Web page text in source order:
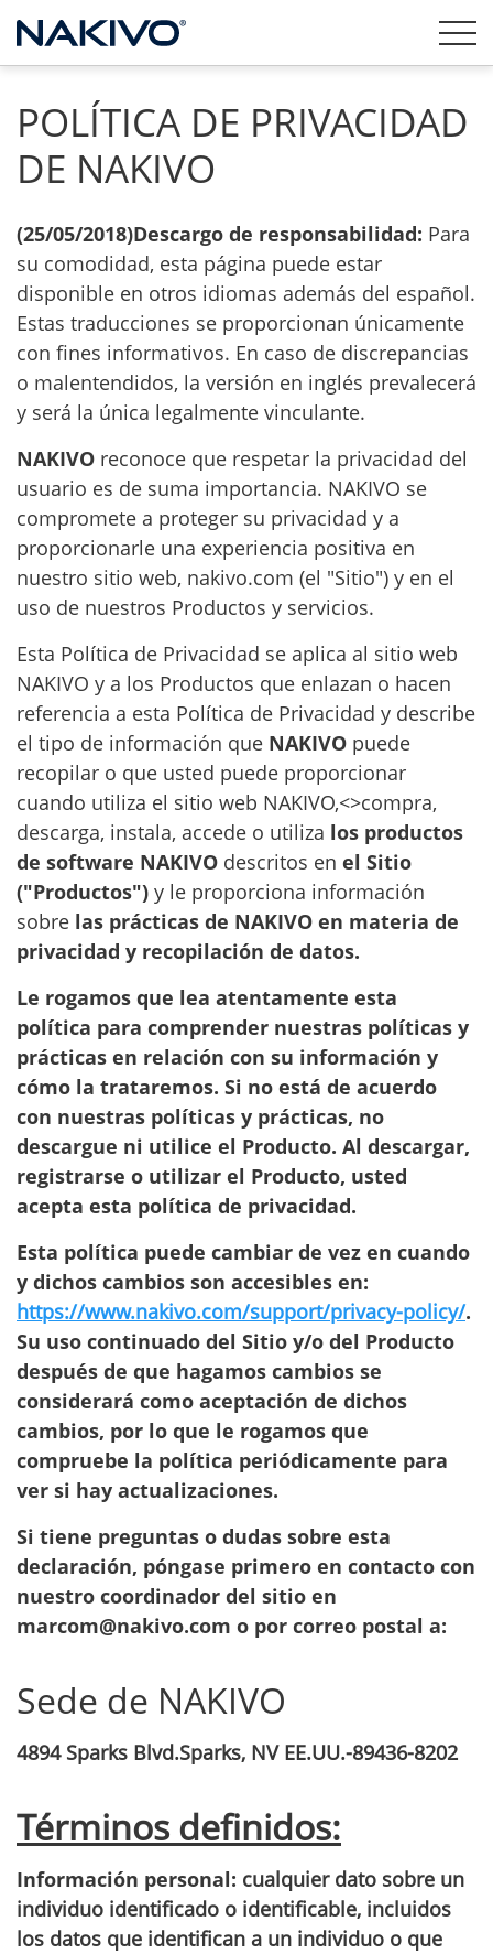
POLÍTICA DE PRIVACIDAD
DE NAKIVO
(25/05/2018)Descargo de responsabilidad: Para
su comodidad, esta página puede estar
disponible en otros idiomas además del español.
Estas traducciones se proporcionan únicamente
con fines informativos. En caso de discrepancias
o malentendidos, la versión en inglés prevalecerá
y será la única legalmente vinculante.
NAKIVO reconoce que respetar la privacidad del
usuario es de suma importancia. NAKIVO se
compromete a proteger su privacidad y a
proporcionarle una experiencia positiva en
nuestro sitio web, nakivo.com (el "Sitio") y en el
uso de nuestros Productos y servicios.
Esta Política de Privacidad se aplica al sitio web
NAKIVO y a los Productos que enlazan o hacen
referencia a esta Política de Privacidad y describe
el tipo de información que NAKIVO puede
recopilar o que usted puede proporcionar
cuando utiliza el sitio web NAKIVO,<>compra,
descarga, instala, accede o utiliza los productos
de software NAKIVO descritos en el Sitio
("Productos") y le proporciona información
sobre las prácticas de NAKIVO en materia de
privacidad y recopilación de datos.
Le rogamos que lea atentamente esta
política para comprender nuestras políticas y
prácticas en relación con su información y
cómo la trataremos. Si no está de acuerdo
con nuestras políticas y prácticas, no
descargue ni utilice el Producto. Al descargar,
registrarse o utilizar el Producto, usted
acepta esta política de privacidad.
Esta política puede cambiar de vez en cuando
y dichos cambios son accesibles en:
https://www.nakivo.com/support/privacy-policy/.
Su uso continuado del Sitio y/o del Producto
después de que hagamos cambios se
considerará como aceptación de dichos
cambios, por lo que le rogamos que
compruebe la política periódicamente para
ver si hay actualizaciones.
Si tiene preguntas o dudas sobre esta
declaración, póngase primero en contacto con
nuestro coordinador del sitio en
marcom@nakivo.com o por correo postal a:
Sede de NAKIVO
4894 Sparks Blvd.Sparks, NV EE.UU.-89436-8202
Términos definidos:
Información personal: cualquier dato sobre un
individuo identificado o identificable, incluidos
los datos que identifican a un individuo o que